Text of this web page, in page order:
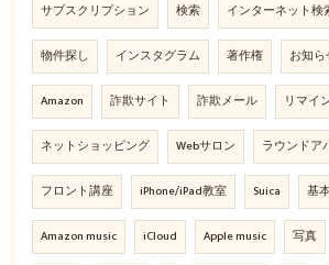
サブスクリプション 検索 インターネット検
物件探し インスタグラム 著作権 お知
Amazon 詐欺サイト 詐欺メール リマイ
ネットショッピング Webサロン ラウンドア
フロント講座 iPhone/iPad教室 Suica 基
Amazon music iCloud Apple music 写真